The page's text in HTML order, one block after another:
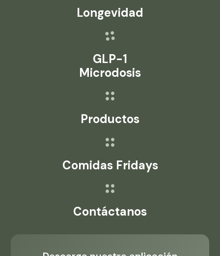
Longevidad
GLP-1
Microdosis
Productos
Comidas Fridays
Contáctanos